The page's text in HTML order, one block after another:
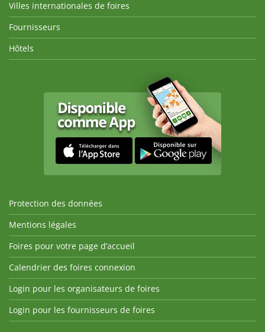
Villes internationales de foires
Fournisseurs
Hôtels
Protection des données
Mentions légales
Foires pour votre page d’accueil
Calendrier des foires connexion
Login pour les organisateurs de foires
Login pour les fournisseurs de foires